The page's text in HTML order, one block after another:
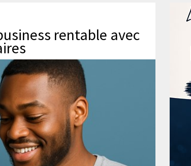
rentable avec